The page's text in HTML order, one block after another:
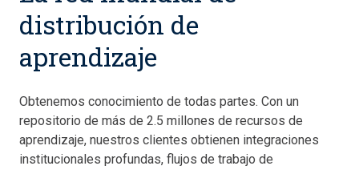
distribución de
aprendizaje
Obtenemos conocimiento de todas partes. Con un
repositorio de más de 2.5 millones de recursos de
aprendizaje, nuestros clientes obtienen integraciones
institucionales profundas, flujos de trabajo de